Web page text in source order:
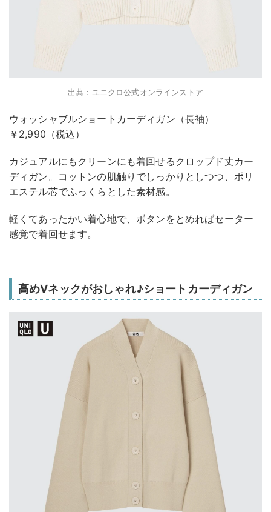
出典：ユニクロ公式オンラインストア
ウォッシャブルショートカーディガン（長袖）
￥2,990（税込）
カジュアルにもクリーンにも着回せるクロップド丈カー
ディガン。コットンの肌触りでしっかりとしつつ、ポリ
エステル芯でふっくらとした素材感。
軽くてあったかい着心地で、ボタンをとめればセーター
感覚で着回せます。
高めVネックがおしゃれ♪ショートカーディガン